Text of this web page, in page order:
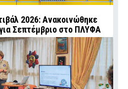
2026: Ανακοινώθηκε
Σεπτέμβριο στο ΠΛΥΦΑ